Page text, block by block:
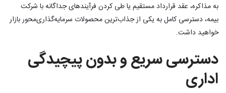
به مذاکره، عقد قرارداد مستقیم یا طی کردن فرآیندهای جداگانه با شرکت
بیمه، دسترسی کامل به یکی از جذاب‌ترین محصولات سرمایه‌گذاری‌محور بازار
خواهید داشت.
دسترسی سریع و بدون پیچیدگی
اداری